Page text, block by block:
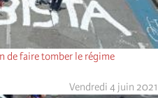
de faire tomber le régime
Vendredi 4 juin 2021